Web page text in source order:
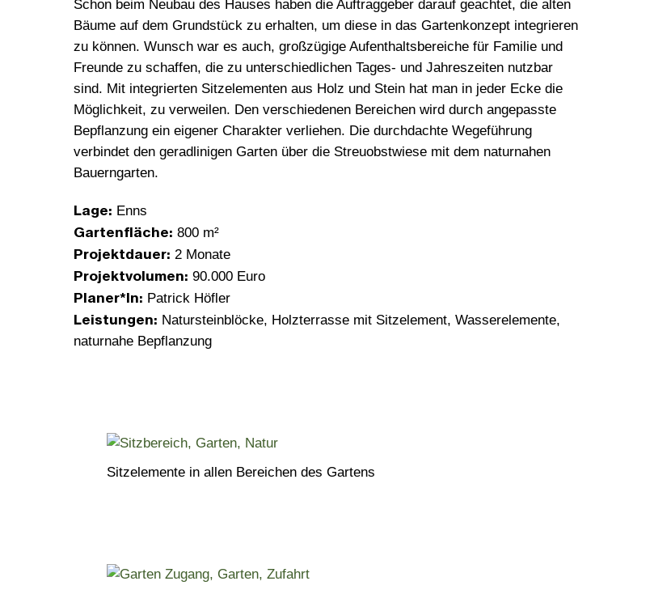
Schon beim Neubau des Hauses haben die Auftraggeber darauf geachtet, die alten
Bäume auf dem Grundstück zu erhalten, um diese in das Gartenkonzept integrieren
zu können. Wunsch war es auch, großzügige Aufenthaltsbereiche für Familie und
Freunde zu schaffen, die zu unterschiedlichen Tages- und Jahreszeiten nutzbar
sind. Mit integrierten Sitzelementen aus Holz und Stein hat man in jeder Ecke die
Möglichkeit, zu verweilen. Den verschiedenen Bereichen wird durch angepasste
Bepflanzung ein eigener Charakter verliehen. Die durchdachte Wegeführung
verbindet den geradlinigen Garten über die Streuobstwiese mit dem naturnahen
Bauerngarten.
Lage: Enns
Gartenfläche: 800 m²
Projektdauer: 2 Monate
Projektvolumen: 90.000 Euro
Planer*In: Patrick Höfler
Leistungen: Natursteinblöcke, Holzterrasse mit Sitzelement, Wasserelemente,
naturnahe Bepflanzung
Sitzelemente in allen Bereichen des Gartens